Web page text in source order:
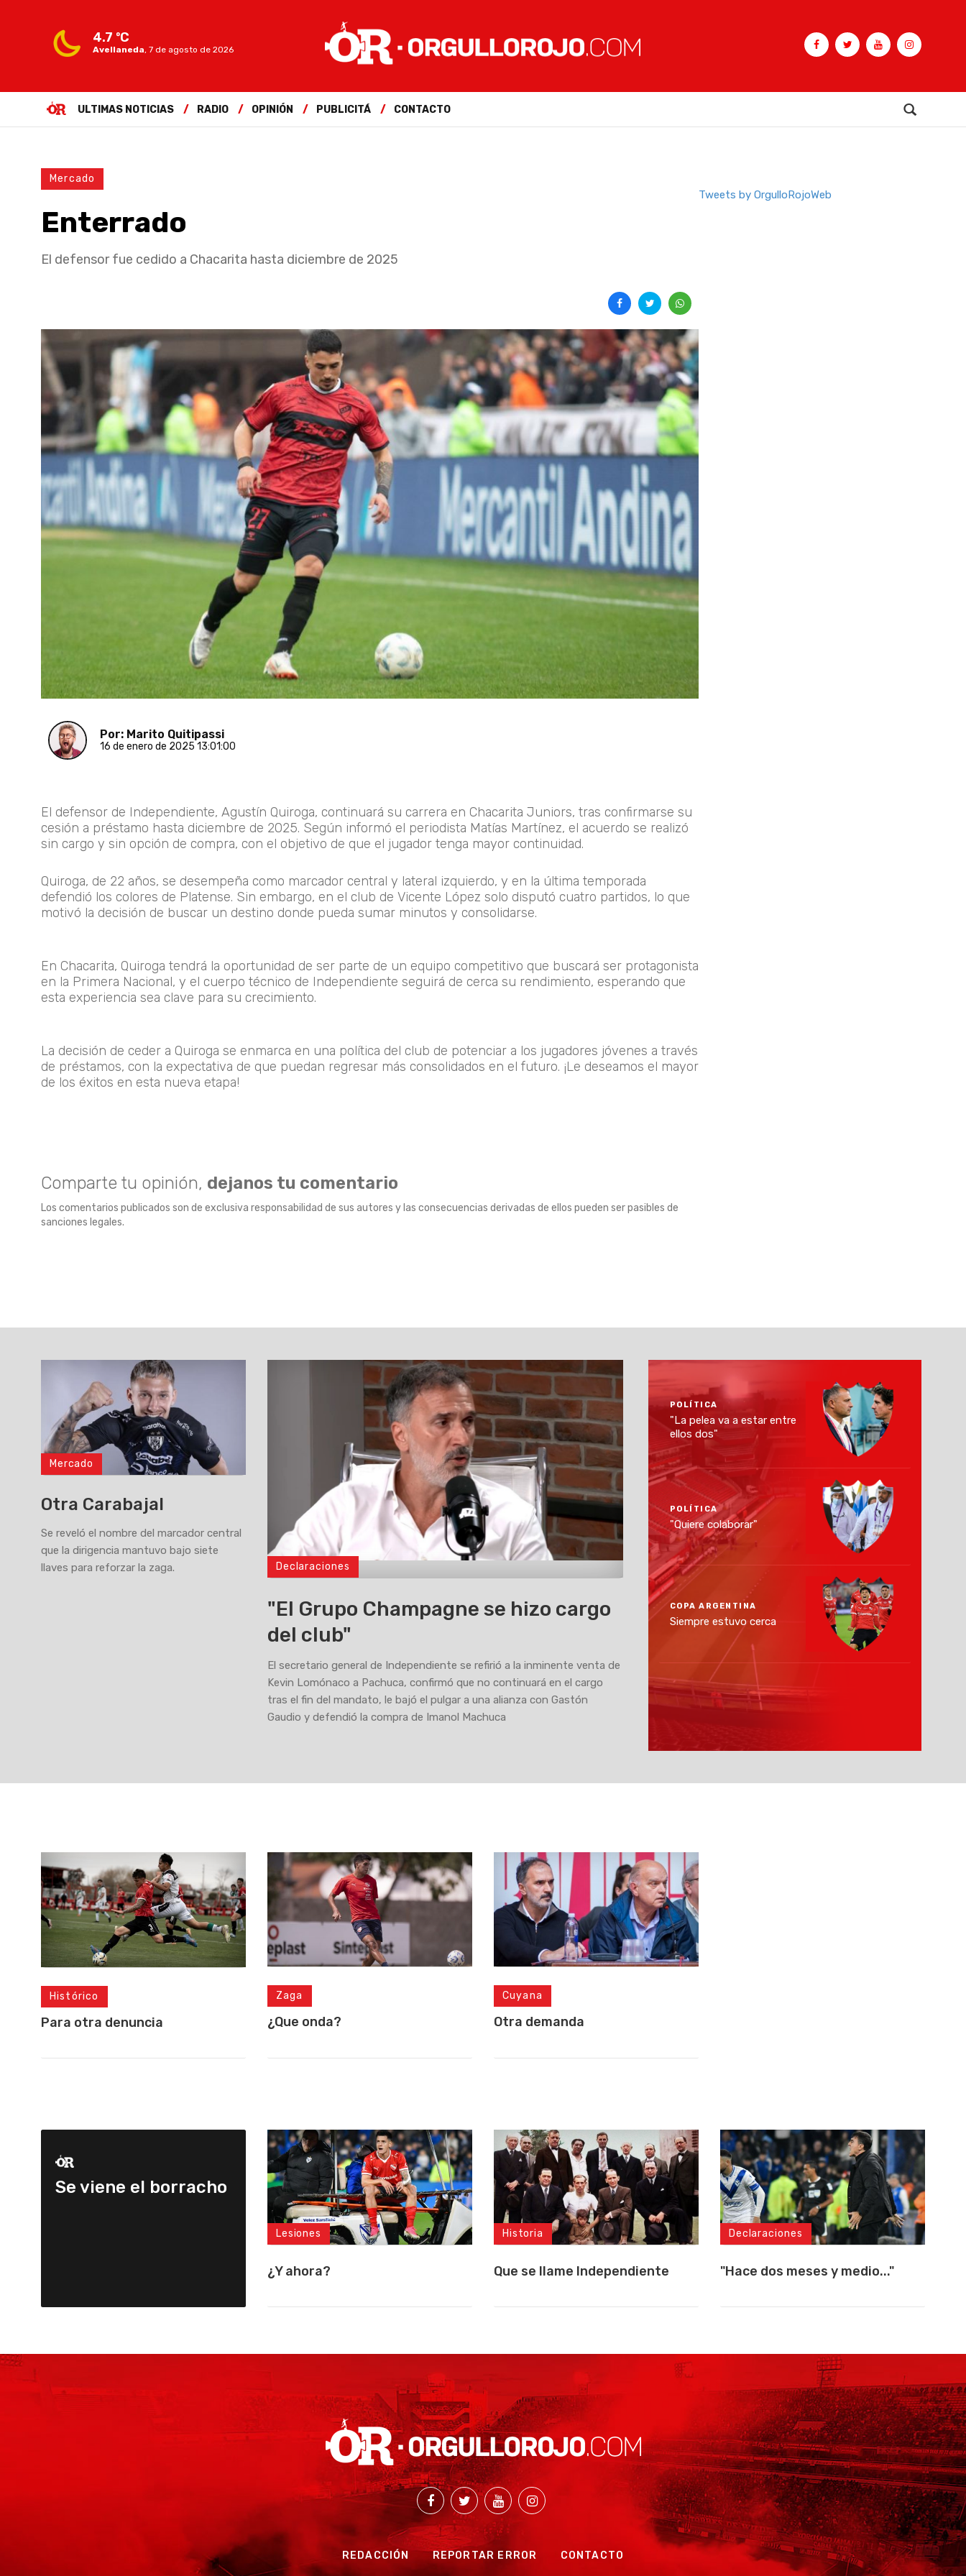
4.7 ºC
Avellaneda, 7 de agosto de 2026
ULTIMAS NOTICIAS RADIO OPINIÓN PUBLICITÁ CONTACTO
Mercado
Enterrado
El defensor fue cedido a Chacarita hasta diciembre de 2025
Por: Marito Quitipassi
16 de enero de 2025 13:01:00
El defensor de Independiente, Agustín Quiroga, continuará su carrera en Chacarita Juniors, tras confirmarse su
cesión a préstamo hasta diciembre de 2025. Según informó el periodista Matías Martínez, el acuerdo se realizó
sin cargo y sin opción de compra, con el objetivo de que el jugador tenga mayor continuidad.
Quiroga, de 22 años, se desempeña como marcador central y lateral izquierdo, y en la última temporada
defendió los colores de Platense. Sin embargo, en el club de Vicente López solo disputó cuatro partidos, lo que
motivó la decisión de buscar un destino donde pueda sumar minutos y consolidarse.
En Chacarita, Quiroga tendrá la oportunidad de ser parte de un equipo competitivo que buscará ser protagonista
en la Primera Nacional, y el cuerpo técnico de Independiente seguirá de cerca su rendimiento, esperando que
esta experiencia sea clave para su crecimiento.
La decisión de ceder a Quiroga se enmarca en una política del club de potenciar a los jugadores jóvenes a través
de préstamos, con la expectativa de que puedan regresar más consolidados en el futuro. ¡Le deseamos el mayor
de los éxitos en esta nueva etapa!
Comparte tu opinión, dejanos tu comentario
Los comentarios publicados son de exclusiva responsabilidad de sus autores y las consecuencias derivadas de ellos pueden ser pasibles de
sanciones legales.
Tweets by OrgulloRojoWeb
Mercado
Otra Carabajal
Se reveló el nombre del marcador central
que la dirigencia mantuvo bajo siete
llaves para reforzar la zaga.
Declaraciones
"El Grupo Champagne se hizo cargo
del club"
El secretario general de Independiente se refirió a la inminente venta de
Kevin Lomónaco a Pachuca, confirmó que no continuará en el cargo
tras el fin del mandato, le bajó el pulgar a una alianza con Gastón
Gaudio y defendió la compra de Imanol Machuca
POLÍTICA
"La pelea va a estar entre
ellos dos"
POLÍTICA
"Quiere colaborar"
COPA ARGENTINA
Siempre estuvo cerca
Histórico
Para otra denuncia
Zaga
¿Que onda?
Cuyana
Otra demanda
Se viene el borracho
Lesiones
¿Y ahora?
Historia
Que se llame Independiente
Declaraciones
"Hace dos meses y medio..."
REDACCIÓN REPORTAR ERROR CONTACTO